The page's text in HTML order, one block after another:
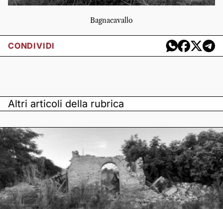
Bagnacavallo
CONDIVIDI
Altri articoli della rubrica